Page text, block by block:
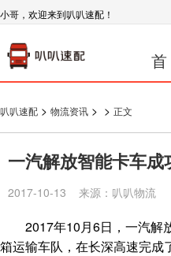
小哥，欢迎来到叭叭速配！
叭叭速配 > 物流资讯 > > 正文
一汽解放智能卡车
2017-10-13 来源：叭叭物流
2017年10月6日，一汽解放
箱运输车队，在长深高速完成